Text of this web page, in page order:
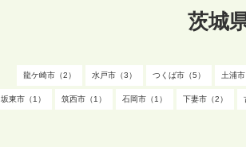
茨城
龍ケ崎市（2） 水戸市（3） つくば市（5） 土浦市
坂東市（1） 筑西市（1） 石岡市（1） 下妻市（2）